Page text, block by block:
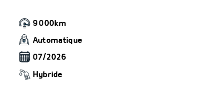
9 000km
Automatique
07/2026
Hybride